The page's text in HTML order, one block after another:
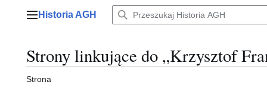
Menu główne
Historia AGH
Strony linkujące do „Krzysztof
Strona